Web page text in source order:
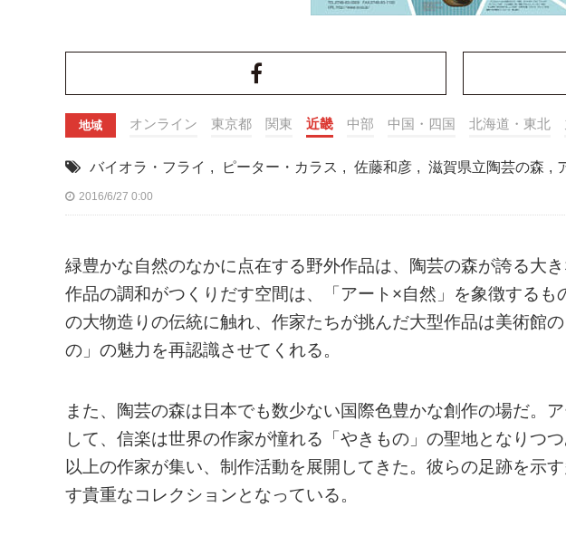
地域 オンライン 東京都 関東 近畿 中部 中国・四国 北海道・東北
バイオラ・フライ , ピーター・カラス , 佐藤和彦 , 滋賀県立陶芸の森 ,
2016/6/27 0:00
緑豊かな自然のなかに点在する野外作品は、陶芸の森が誇る大
作品の調和がつくりだす空間は、「アート×自然」を象徴するも
の大物造りの伝統に触れ、作家たちが挑んだ大型作品は美術館
の」の魅力を再認識させてくれる。
また、陶芸の森は日本でも数少ない国際色豊かな創作の場だ。
して、信楽は世界の作家が憧れる「やきもの」の聖地となりつ
以上の作家が集い、制作活動を展開してきた。彼らの足跡を示
す貴重なコレクションとなっている。